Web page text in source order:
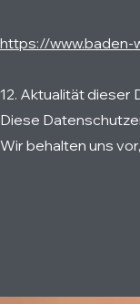
https://
12. Aktualität dieser
Diese
Wir behalten uns